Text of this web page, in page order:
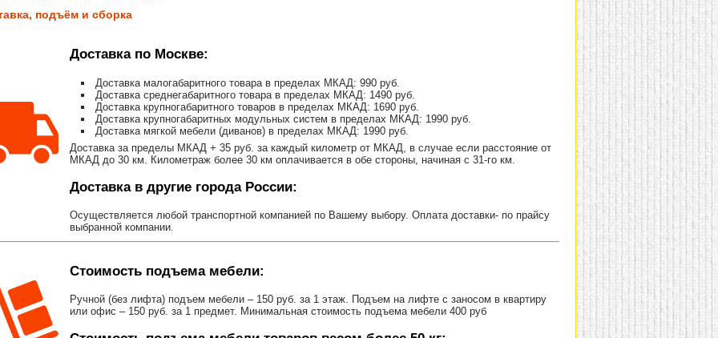
подъём и сборка
Доставка по Москве:
Доставка малогабаритного товара в пределах МКАД: 990 руб.
Доставка среднегабаритного товара в пределах МКАД: 1490 руб.
Доставка крупногабаритного товаров в пределах МКАД: 1690 руб.
Доставка крупногабаритных модульных систем в пределах МКАД: 1990 руб.
Доставка мягкой мебели (диванов) в пределах МКАД: 1990 руб.
Доставка за пределы МКАД + 35 руб. за каждый километр от МКАД, в случае если расстояние от
МКАД до 30 км. Километраж более 30 км оплачивается в обе стороны, начиная с 31-го км.
Доставка в другие города России:
Осуществляется любой транспортной компанией по Вашему выбору. Оплата доставки- по прайсу
выбранной компании.
Стоимость подъема мебели:
Ручной (без лифта) подъем мебели – 150 руб. за 1 этаж. Подъем на лифте с заносом в квартиру
или офис – 150 руб. за 1 предмет. Минимальная стоимость подъема мебели 400 руб